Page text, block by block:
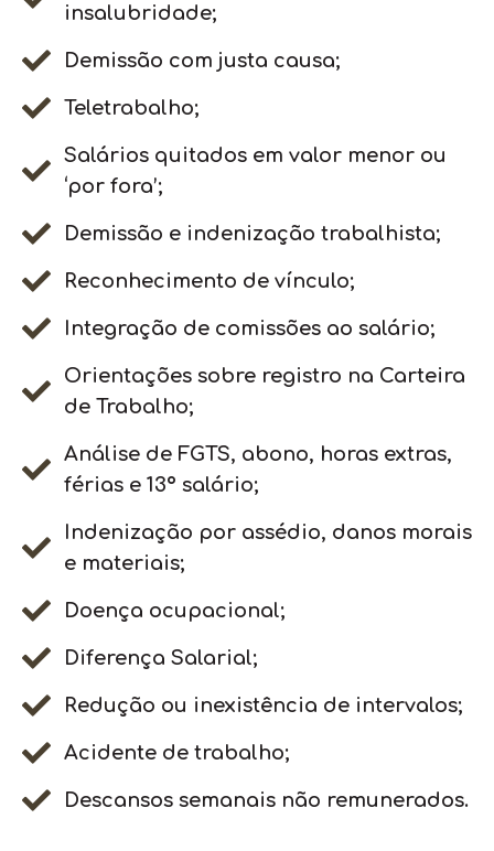
insalubridade;
Demissão com justa causa;
Teletrabalho;
Salários quitados em valor menor ou
‘por fora’;
Demissão e indenização trabalhista;
Reconhecimento de vínculo;
Integração de comissões ao salário;
Orientações sobre registro na Carteira
de Trabalho;
Análise de FGTS, abono, horas extras,
férias e 13º salário;
Indenização por assédio, danos morais
e materiais;
Doença ocupacional;
Diferença Salarial;
Redução ou inexistência de intervalos;
Acidente de trabalho;
Descansos semanais não remunerados.